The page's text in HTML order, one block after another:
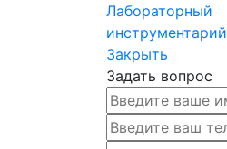
Лабораторный
инструментарий
Закрыть
Задать вопрос